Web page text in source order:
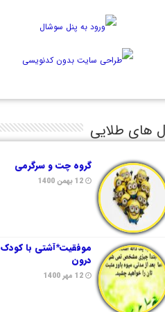
های طلایی
گروه چت و سرگرمی
12 بهمن 1400
موفقیت*آشتی با کودک
درون
12 مهر 1400